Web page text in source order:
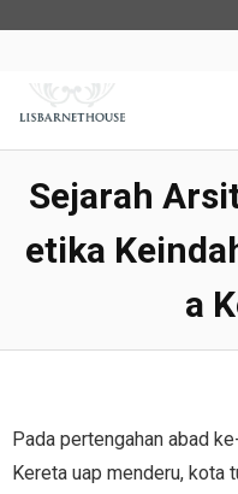
Beranda
- Menelusuri Pesona
- Cerita Rumah Tua
- Sejarah Arsitektur
Hubungi
Tentang
Sejarah
Etika
A
Pada pertengahan abad
Kereta uap menderu, kota